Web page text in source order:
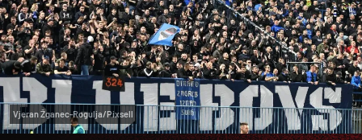
Vjeran Žganec-Rogulja/Pixsell